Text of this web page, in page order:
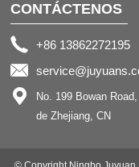
CONTÁCTENOS
+86 13862272195
No. 199 Bowan
de Zhejiang, CN